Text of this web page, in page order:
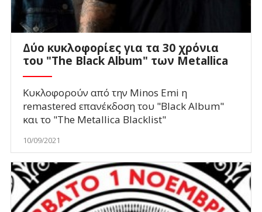
Δύο κυκλοφορίες για τα 30 χρόνια
του "The Black Album" των Metallica
Κυκλοφορούν από την Minos Emi η
remastered επανέκδοση του "Black Album"
και το "The Metallica Blacklist"
10/09/2021